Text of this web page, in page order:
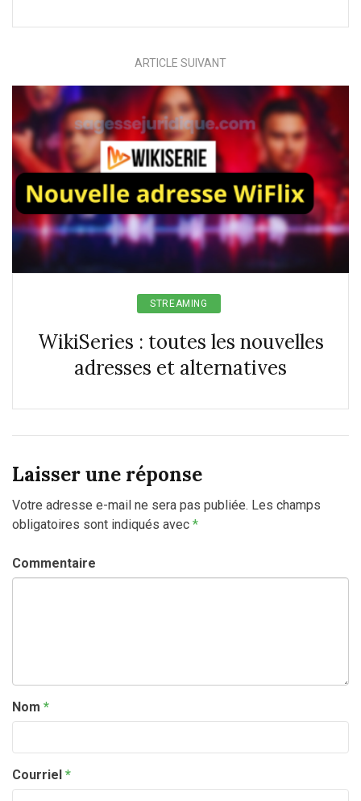
ARTICLE SUIVANT
STREAMING
WikiSeries : toutes les nouvelles
adresses et alternatives
Laisser une réponse
Votre adresse e-mail ne sera pas publiée. Les champs
obligatoires sont indiqués avec *
Commentaire
Nom *
Courriel *